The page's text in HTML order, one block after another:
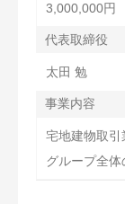
3,000,000円
代表取締役
太田 勉
事業内容
宅地建物取引
グループ全